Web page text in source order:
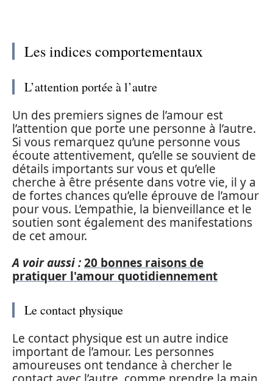
Les indices comportementaux
L’attention portée à l’autre
Un des premiers signes de l’amour est
l’attention que porte une personne à l’autre.
Si vous remarquez qu’une personne vous
écoute attentivement, qu’elle se souvient de
détails importants sur vous et qu’elle
cherche à être présente dans votre vie, il y a
de fortes chances qu’elle éprouve de l’amour
pour vous. L’empathie, la bienveillance et le
soutien sont également des manifestations
de cet amour.
A voir aussi :20 bonnes raisons de
pratiquer l'amour quotidiennement
Le contact physique
Le contact physique est un autre indice
important de l’amour. Les personnes
amoureuses ont tendance à chercher le